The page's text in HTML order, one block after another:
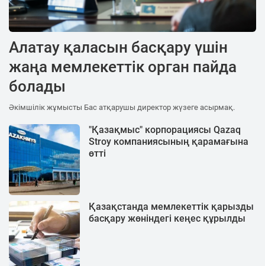
Алатау қаласын басқару үшін
жаңа мемлекеттік орган пайда
болады
Әкімшілік жұмысты Бас атқарушы директор жүзеге асырмақ.
"Қазақмыс" корпорациясы Qazaq
Stroy компаниясының қарамағына
өтті
Қазақстанда мемлекеттік қарызды
басқару жөніндегі кеңес құрылды